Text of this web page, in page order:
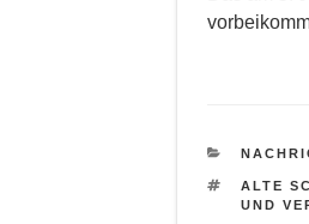
ALTE
UND